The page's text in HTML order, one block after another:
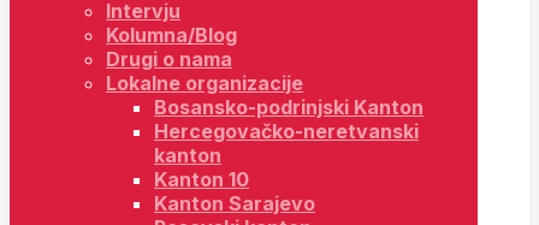
Intervju
Kolumna/Blog
Drugi o nama
Lokalne organizacije
Bosansko-podrinjski Kanton
Hercegovačko-neretvanski
kanton
Kanton 10
Kanton Sarajevo